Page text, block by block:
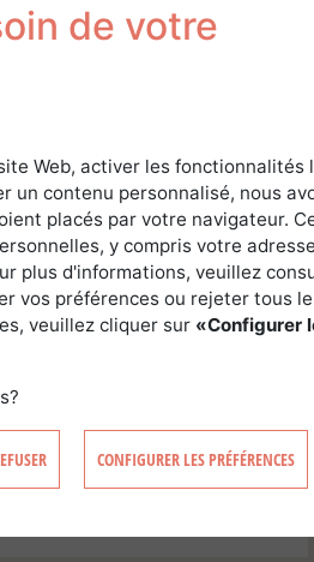
: le génie forestier
et à la forêt
de votre
Web, activer les fonctionnalités
un contenu personnalisé, nous
placés par votre navigateur.
y compris votre
plus d'informations, veuillez
vos préférences ou rejeter tous
veuillez cliquer sur «Configurer
CONFIGURER LES PRÉFÉRENCES